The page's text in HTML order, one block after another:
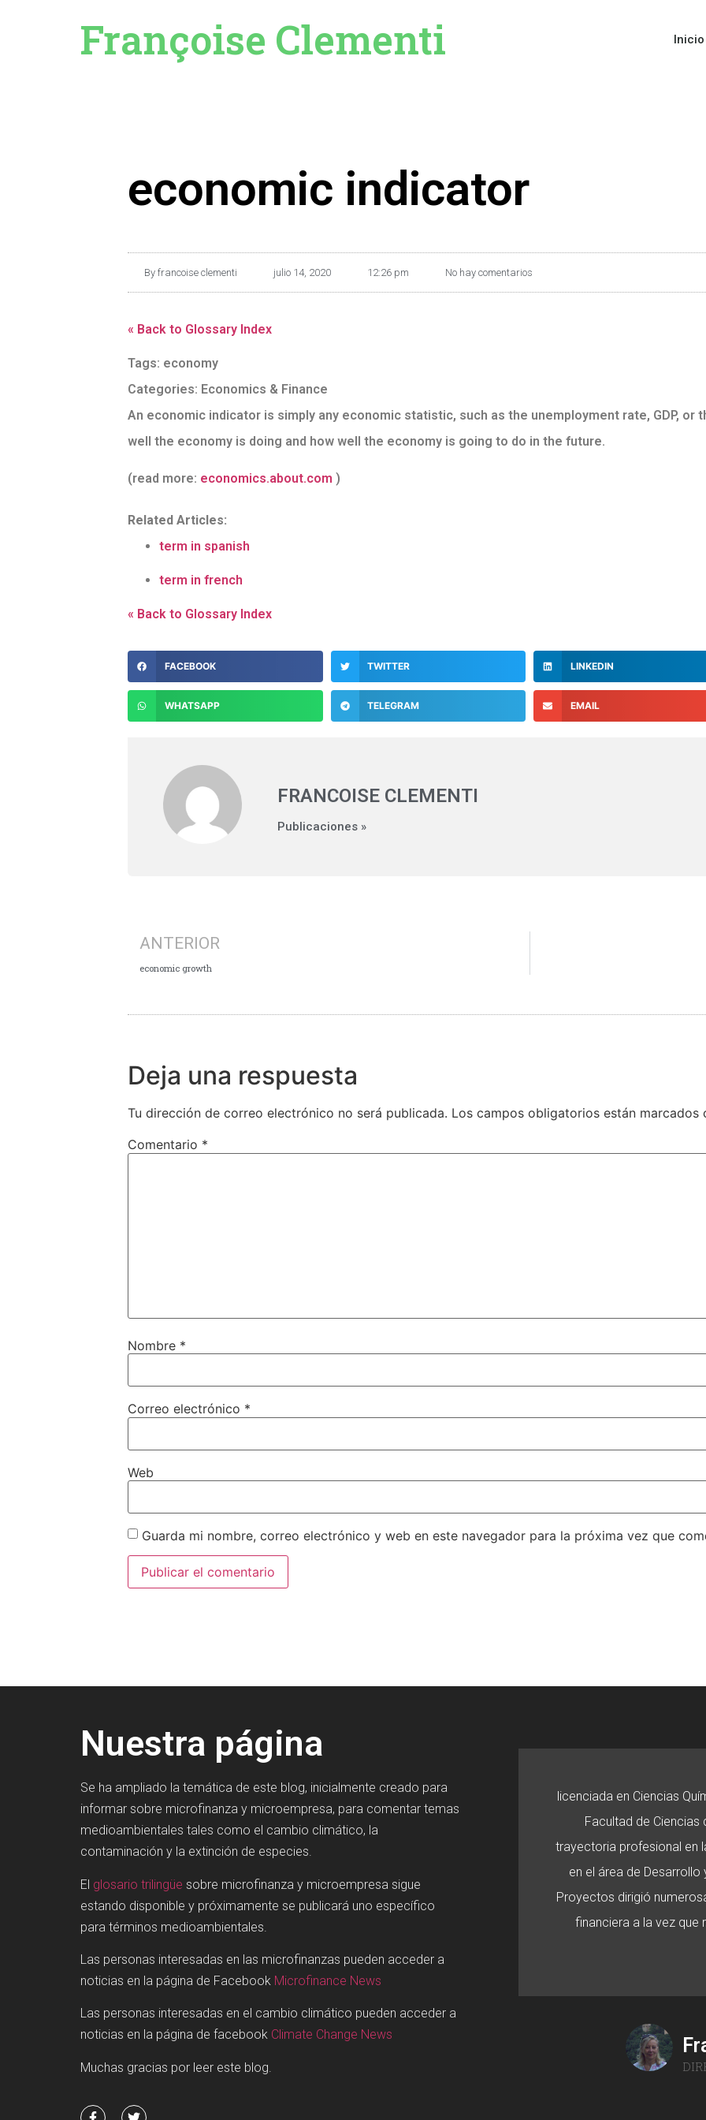
Françoise Clementi Inicio
economic indicator
By francoise clementi julio 14, 2020 12:26 pm No hay comentarios
« Back to Glossary Index
Tags: economy
Categories: Economics & Finance
An economic indicator is simply any economic statistic, such as the unemployment rate, GDP, or
well the economy is doing and how well the economy is going to do in the future.
(read more: economics.about.com )
Related Articles:
term in spanish
term in french
« Back to Glossary Index
FACEBOOK TWITTER LINKEDIN
WHATSAPP TELEGRAM EMAIL
FRANCOISE CLEMENTI
Publicaciones »
ANTERIOR
economic growth
Deja una respuesta
Tu dirección de correo electrónico no será publicada. Los campos obligatorios están marcados
Comentario *
Nombre *
Correo electrónico *
Web
Guarda mi nombre, correo electrónico y web en este navegador para la próxima vez que
Nuestra página
Se ha ampliado la temática de este blog, inicialmente creado para
informar sobre microfinanza y microempresa, para comentar temas
medioambientales tales como el cambio climático, la
contaminación y la extinción de especies.
El glosario trilingüe sobre microfinanza y microempresa sigue
estando disponible y próximamente se publicará uno específico
para términos medioambientales.
Las personas interesadas en las microfinanzas pueden acceder a
noticias en la página de Facebook Microfinance News
Las personas interesadas en el cambio climático pueden acceder a
noticias en la página de facebook Climate Change News
Muchas gracias por leer este blog.
licenciada en Ciencias
Facultad de Ciencias
trayectoria profesional en
en el área de
Proyectos dirigió
financiera a la vez que